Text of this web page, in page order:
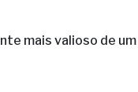
mais valioso de um